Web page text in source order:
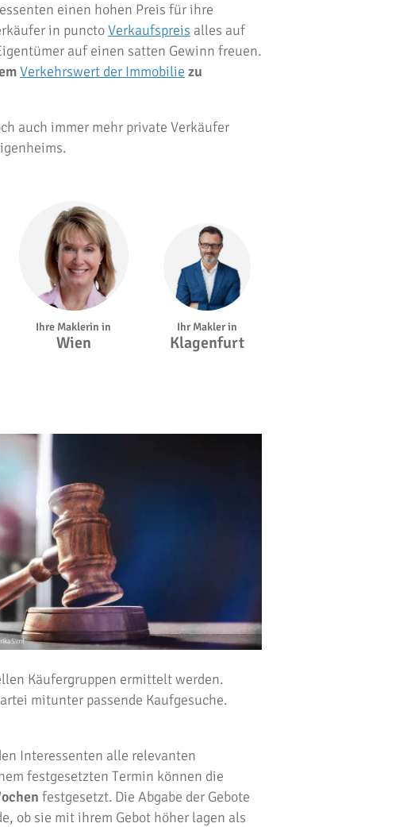
einen hohen Preis für ihre
in punctoVerkaufspreis alles auf
auf einen satten Gewinn freuen.
Verkehrswert der Immobilie zu
auch immer mehr private Verkäufer
Ihre Maklerin in
Wien
Ihr Makler in
Klagenfurt
Käufergruppen ermittelt werden.
mitunter passende Kaufgesuche.
Interessenten alle relevanten
festgesetzten Termin können die
festgesetzt. Die Abgabe der Gebote
ob sie mit ihrem Gebot höher lagen als